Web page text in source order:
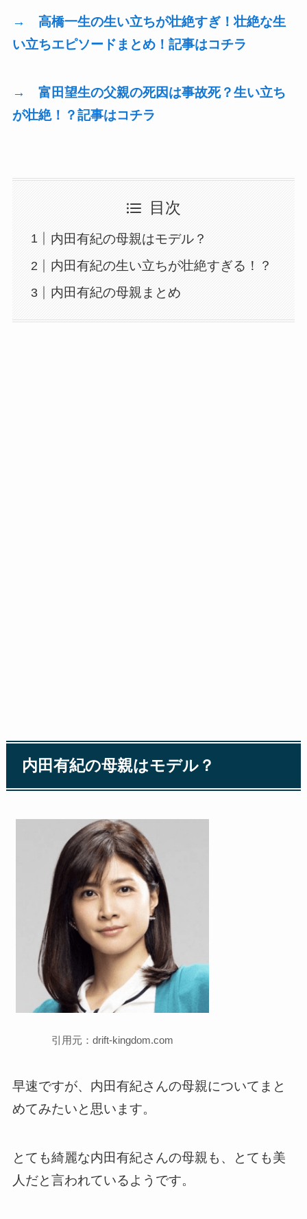
→ 高橋一生の生い立ちが壮絶すぎ！壮絶な生
い立ちエピソードまとめ！記事はコチラ
→ 富田望生の父親の死因は事故死？生い立ち
が壮絶！？記事はコチラ
目次
内田有紀の母親はモデル？
内田有紀の生い立ちが壮絶すぎる！？
内田有紀の母親まとめ
内田有紀の母親はモデル？
引用元：drift-kingdom.com
早速ですが、内田有紀さんの母親についてまと
めてみたいと思います。
とても綺麗な内田有紀さんの母親も、とても美
人だと言われているようです。